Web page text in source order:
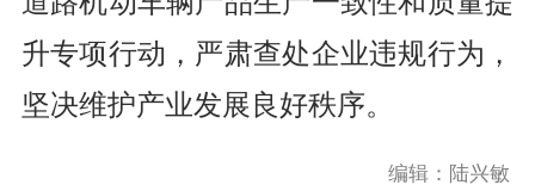
升专项行动，严肃查处企业违规行为，
坚决维护产业发展良好秩序。
编辑：陆兴敏